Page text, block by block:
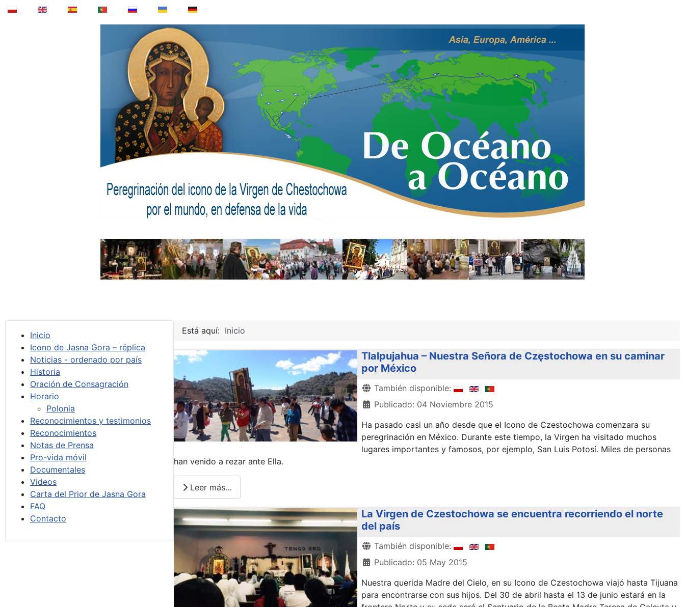
Inicio
Icono de Jasna Gora – réplica
Noticias - ordenado por país
Historia
Oración de Consagración
Horario
Polonia
Reconocimientos y testimonios
Reconocimientos
Notas de Prensa
Pro-vida móvil
Documentales
Videos
Carta del Prior de Jasna Gora
FAQ
Contacto
Está aquí: Inicio
Tlalpujahua – Nuestra Señora de Częstochowa en su caminar
por México
Detalles
También disponible:
Publicado: 04 Noviembre 2015
Ha pasado casi un año desde que el Icono de Czestochowa comenzara su
peregrinación en México. Durante este tiempo, la Virgen ha visitado muchos
lugares importantes y famosos, por ejemplo, San Luis Potosí. Miles de personas
han venido a rezar ante Ella.
Leer más…
La Virgen de Czestochowa se encuentra recorriendo el norte
del país
Detalles
También disponible:
Publicado: 05 May 2015
Nuestra querida Madre del Cielo, en su Icono de Czestochowa viajó hasta Tijuana
para encontrarse con sus hijos. Del 30 de abril hasta el 13 de junio estará en la